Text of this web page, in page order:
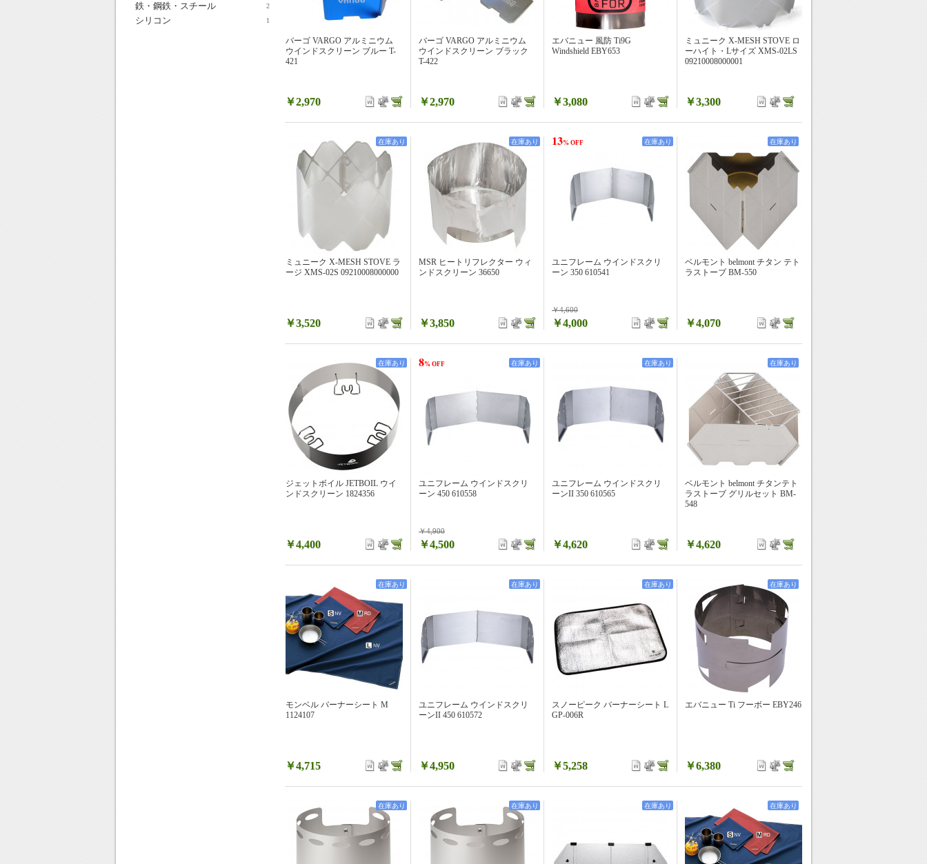
バーゴ VARGO アルミニウム
ウインドスクリーン ブルー T-
421
￥2,970
バーゴ VARGO アルミニウム
ウインドスクリーン ブラック
T-422
￥2,970
エバニュー 風防 Ti9G
Windshield EBY653
￥3,080
ミュニーク X-MESH STOVE ロ
ーハイト・Lサイズ XMS-02LS
09210008000001
￥3,300
ミュニーク X-MESH STOVE ラ
ージ XMS-02S 09210008000000
￥3,520
在庫あり
MSR ヒートリフレクター ウィ
ンドスクリーン 36650
￥3,850
在庫あり
ユニフレーム ウインドスクリ
ーン 350 610541
￥4,600
13% OFF
￥4,000
在庫あり
ベルモント belmont チタン テト
ラストーブ BM-550
￥4,070
在庫あり
ジェットボイル JETBOIL ウイ
ンドスクリーン 1824356
￥4,400
在庫あり
ユニフレーム ウインドスクリ
ーン 450 610558
￥4,900
8% OFF
￥4,500
在庫あり
ユニフレーム ウインドスクリ
ーンII 350 610565
￥4,620
在庫あり
ベルモント belmont チタンテト
ラストーブ グリルセット BM-
548
￥4,620
在庫あり
モンベル バーナーシート M
1124107
￥4,715
在庫あり
ユニフレーム ウインドスクリ
ーンII 450 610572
￥4,950
在庫あり
スノーピーク バーナーシート L
GP-006R
￥5,258
在庫あり
エバニュー Ti フーボー EBY246
￥6,380
在庫あり
在庫あり 在庫あり 在庫あり 在庫あり
鉄・鋼鉄・スチール 2
シリコン 1